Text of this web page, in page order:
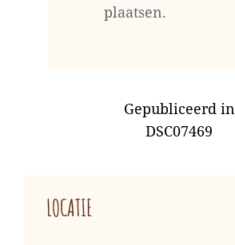
plaatsen.
Gepubliceerd in
DSC07469
LOCATIE